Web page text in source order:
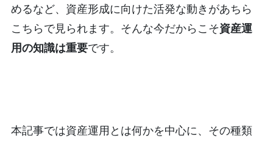
めるなど、資産形成に向けた活発な動きがあちら
こちらで見られます。そんな今だからこそ資産運
用の知識は重要です。
本記事では資産運用とは何かを中心に、その種類